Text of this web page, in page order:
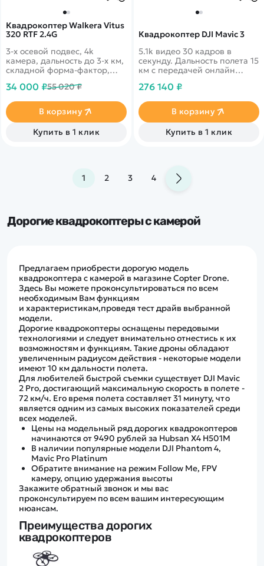
Квадрокоптер Walkera Vitus
320 RTF 2.4G
3-х осевой подвес, 4k
камера, дальность до 3-х км,
складной форма-фактор,
многое другое
34 000 ₽55 020 ₽
В корзину
Купить в 1 клик
Квадрокоптер DJI Mavic 3
5.1k видео 30 кадров в
секунду. Дальность полета 15
км с передачей онлайн
полете. Датчики облета
направлениям
276 140 ₽
В корзину
Купить в 1 клик
1 2 3 4
Дорогие квадрокоптеры с камерой
Предлагаем приобрести дорогую модель
квадрокоптера с камерой в магазине Copter Drone.
Здесь Вы можете проконсультироваться по всем
необходимым Вам функциям
и характеристикам,проведя тест драйв выбранной
модели.
Дорогие квадрокоптеры оснащены передовыми
технологиями и следует внимательно отнестись к их
возможностям и функциям. Такие дроны обладают
увеличенным радиусом действия - некоторые модели
имеют 10 км дальности полета.
Для любителей быстрой съемки существует DJI Mavic
2 Pro, достигающий максимальную скорость в полете -
72 км/ч. Его время полета составляет 31 минуту, что
является одним из самых высоких показателей среди
всех моделей.
Цены на модельный ряд дорогих квадрокоптеров
начинаются от 9490 рублей за Hubsan X4 H501M
В наличии популярные модели DJI Phantom 4,
Mavic Pro Platinum
Обратите внимание на режим Follow Me, FPV
камеру, опцию удержания высоты
Закажите обратный звонок и мы вас
проконсультируем по всем вашим интересующим
нюансам.
Преимущества дорогих
квадрокоптеров